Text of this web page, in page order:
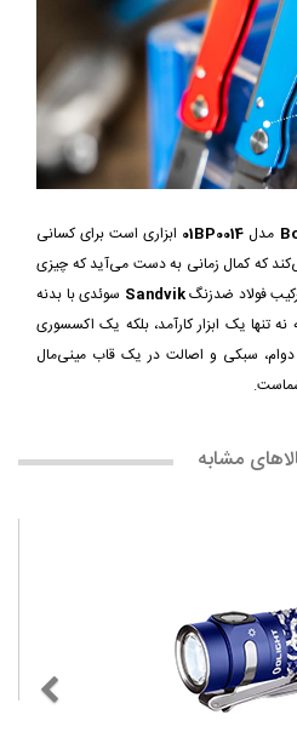
مدل 01BP0014 ابزاری است برای کسانی
که کمال زمانی به دست می‌آید که چیزی
فولاد ضدزنگSandvik سوئدی با بدنه
تنها یک ابزار کارآمد، بلکه یک اکسسوری
سبکی و اصالت در یک قاب مینی‌مال
مشابه